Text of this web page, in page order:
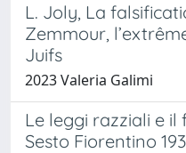
L. Joly, La
Zemmour,
Juifs
2023 Valeria Galimi
Le leggi razziali e il
Sesto Fiorentino